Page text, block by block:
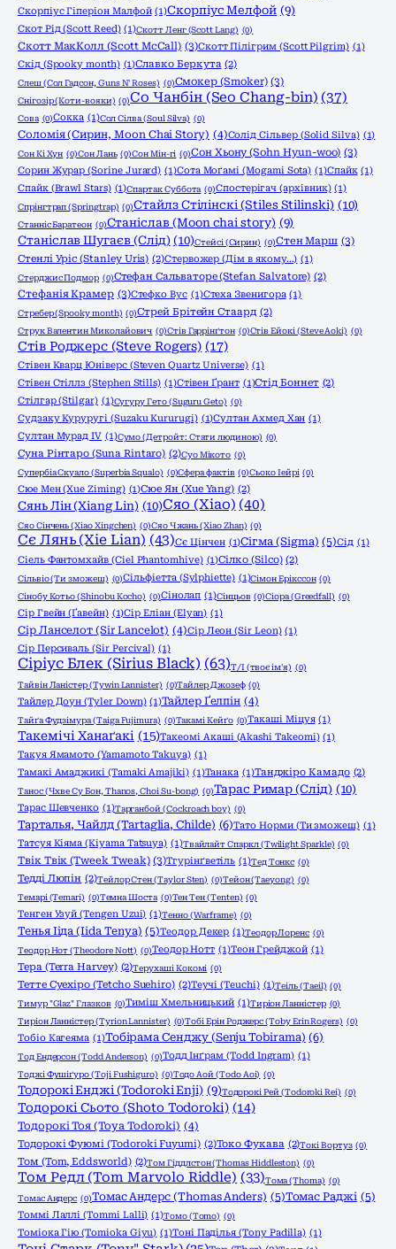
Скорпіус Гіперіон Малфой (1)Скорпіус Мелфой (9)
Скот Рід (Scott Reed) (1)Скотт Ленг (Scott Lang) (0)
Скотт МакКолл (Scott McCall) (3)Скотт Пілігрим (Scott Pilgrim) (1)
Скід (Spooky month) (1)Славко Беркута (2)
Слеш (Сол Гадсон, Guns N' Roses) (0)Смокер (Smoker) (3)
Снігозір (Коти-вояки) (0)Со Чанбін (Seo Chang-bin) (37)
Сова (0)Сокка (1)Сол Сілва (Soul Silva) (0)
Соломія (Сирин, Moon Chai Story) (4)Солід Сільвер (Solid Silva) (1)
Сон Кі Хун (0)Сон Лань (0)Сон Мін-гі (0)Сон Хьону (Sohn Hyun-woo) (3)
Сорин Журар (Sorine Jurard) (1)Сота Моґамі (Mogami Sota) (1)Спайк (1)
Спайк (Brawl Stars) (1)Спартак Суббота (0)Спостерігач (архівник) (1)
Спрінгтрап (Springtrap) (0)Стайлз Стілінскі (Stiles Stilinski) (10)
Станніс Баратеон (0)Станіслав (Moon chai story) (9)
Станіслав Шугаєв (Слід) (10)Стейсі (Сирин) (0)Стен Марш (3)
Стенлі Уріс (Stanley Uris) (2)Стервожер (Дім в якому…) (1)
Стерджис Подмор (0)Стефан Сальваторе (Stefan Salvatore) (2)
Стефанія Крамер (3)Стефко Вус (1)Стеха Звенигора (1)
Стребер (Spooky month) (0)Стрей Брітейн Стаард (2)
Струк Валентин Миколайович (0)Стів Гаррінґтон (0)Стів Ейокі (Steve Aoki) (0)
Стів Роджерс (Steve Rogers) (17)
Стівен Кварц Юніверс (Steven Quartz Universe) (1)
Стівен Стіллз (Stephen Stills) (1)Стівен Ґрант (1)Стід Боннет (2)
Стілгар (Stilgar) (1)Сугуру Гето (Suguru Geto) (0)
Судзаку Куруругі (Suzaku Kururugi) (1)Султан Ахмед Хан (1)
Султан Мурад IV (1)Сумо (Детройт: Стати людиною) (0)
Суна Рінтаро (Suna Rintaro) (2)Суо Мікото (0)
Супербіа Скуало (Superbia Squalo) (0)Сфера фактів (0)Сьоко Іейрі (0)
Сюе Мен (Xue Ziming) (1)Сюе Ян (Xue Yang) (2)
Сянь Лін (Xiang Lin) (10)Сяо (Xiao) (40)
Сяо Сінчень (Xiao Xingchen) (0)Сяо Чжань (Xiao Zhan) (0)
Сє Лянь (Xie Lian) (43)Сє Цінчен (1)Сігма (Sigma) (5)Сід (1)
Сіель Фантомхайв (Ciel Phantomhive) (1)Сілко (Silco) (2)
Сільвіо (Ти зможеш) (0)Сільфіетта (Sylphiette) (1)Сімон Ерікссон (0)
Сінобу Котьо (Shinobu Kocho) (0)Сінолап (1)Сінцьов (0)Сіора (Greedfall) (0)
Сір Гвейн (Ґавейн) (1)Сір Еліан (Elyan) (1)
Сір Ланселот (Sir Lancelot) (4)Сір Леон (Sir Leon) (1)
Сір Персиваль (Sir Percival) (1)
Сіріус Блек (Sirius Black) (63)Т/І (твоє ім'я) (0)
Тайвін Ланістер (Tywin Lannister) (0)Тайлер Джозеф (0)
Тайлер Доун (Tyler Down) (1)Тайлер Ґелпін (4)
Тайґа Фудзімура (Taiga Fujimura) (0)Такамі Кейґо (0)Такаші Міцуя (1)
Такемічі Ханаґакі (15)Такеомі Акаші (Akashi Takeomi) (1)
Такуя Ямамото (Yamamoto Takuya) (1)
Тамакі Амаджикі (Tamaki Amajiki) (1)Танака (1)Танджіро Камадо (2)
Танос (Чхве Су Бон, Thanos, Choi Su-bong) (0)Тарас Римар (Слід) (10)
Тарас Шевченко (1)Тарганбой (Cockroach boy) (0)
Тарталья, Чайлд (Tartaglia, Childe) (6)Тато Норми (Ти зможеш) (1)
Татсуя Кіяма (Kiyama Tatsuya) (1)Твайлайт Спаркл (Twilight Sparkle) (0)
Твік Твік (Tweek Tweak) (3)Тгурінґветіль (1)Тед Тонкс (0)
Тедді Люпін (2)Тейлор Стен (Taylor Sten) (0)Тейон (Taeyong) (0)
Темарі (Temari) (0)Темна Шоста (0)Тен Тен (Tenten) (0)
Тенген Узуй (Tengen Uzui) (1)Тенно (Warframe) (0)
Тенья Ііда (Iida Tenya) (5)Теодор Декер (1)Теодор Лоренс (0)
Теодор Нот (Theodore Nott) (0)Теодор Нотт (1)Теон Грейджой (1)
Тера (Terra Harvey) (2)Терухаші Кокомі (0)
Тетте Суехіро (Tetcho Suehiro) (2)Теучі (Teuchi) (1)Теіль (Taeil) (0)
Тимур "Glaz" Глазков (0)Тиміш Хмельницький (1)Тиріон Ланністер (0)
Тиріон Ланністер (Tyrion Lannister) (0)Тобі Ерін Роджерс (Toby Erin Rogers) (0)
Тобіо Кагеяма (1)Тобірама Сенджу (Senju Tobirama) (6)
Тод Ендерсон (Todd Anderson) (0)Тодд Інґрам (Todd Ingram) (1)
Тоджі Фушіґуро (Toji Fushiguro) (0)Тодо Аой (Todo Aoi) (0)
Тодорокі Енджі (Todoroki Enji) (9)Тодорокі Рей (Todoroki Rei) (0)
Тодорокі Сьото (Shoto Todoroki) (14)
Тодорокі Тоя (Toya Todoroki) (4)
Тодорокі Фуюмі (Todoroki Fuyumi) (2)Токо Фукава (2)Токі Вортуз (0)
Том (Tom, Eddsworld) (2)Том Гіддлстон (Thomas Hiddleston) (0)
Том Редл (Tom Marvolo Riddle) (33)Тома (Thoma) (0)
Томас Андерс (0)Томас Андерс (Thomas Anders) (5)Томас Раджі (5)
Томмі Лаллі (Tommi Lalli) (1)Томо (Tomo) (0)
Томіока Гію (Tomioka Giyu) (1)Тоні Паділья (Tony Padilla) (1)